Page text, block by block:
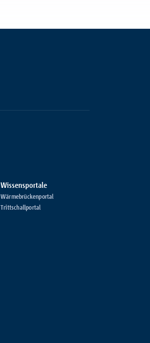
Wissensportale
Wärmebrückenportal
Trittschallportal